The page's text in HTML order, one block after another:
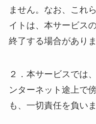
ません。なお、これ
イトは、本サービス
終了する場合がありま
２．本サービスでは
ンターネット途上で
も、一切責任を負いま